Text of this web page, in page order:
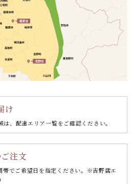
け
、配達エリア一覧をご確認ください。
注文
帯でご希望日を指定ください。 ※吉野店エ